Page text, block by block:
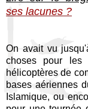
ses lacunes ?
On avait vu
choses pour les
hélicoptères de
bases aériennes
Islamique, ou